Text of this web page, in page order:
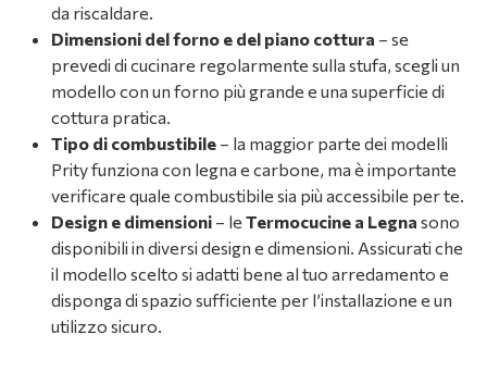
da riscaldare.
Dimensioni del forno e del piano cottura – se
prevedi di cucinare regolarmente sulla stufa, scegli un
modello con un forno più grande e una superficie di
cottura pratica.
Tipo di combustibile – la maggior parte dei modelli
Prity funziona con legna e carbone, ma è importante
verificare quale combustibile sia più accessibile per te.
Design e dimensioni – le Termocucine a Legna sono
disponibili in diversi design e dimensioni. Assicurati che
il modello scelto si adatti bene al tuo arredamento e
disponga di spazio sufficiente per l’installazione e un
utilizzo sicuro.